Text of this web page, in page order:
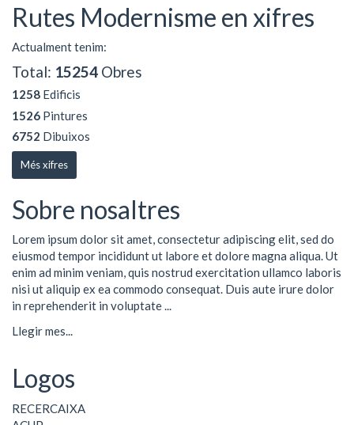
Rutes Modernisme en xifres
Actualment tenim:
Total: 15254 Obres
1258 Edificis
1526 Pintures
6752 Dibuixos
Més xifres
Sobre nosaltres
Lorem ipsum dolor sit amet, consectetur adipiscing elit, sed do
eiusmod tempor incididunt ut labore et dolore magna aliqua. Ut
enim ad minim veniam, quis nostrud exercitation ullamco laboris
nisi ut aliquip ex ea commodo consequat. Duis aute irure dolor
in reprehenderit in voluptate ...
Llegir mes...
Logos
RECERCAIXA